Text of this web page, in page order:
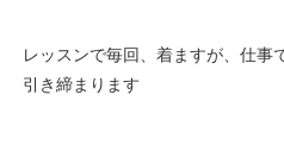
レッスンで毎回、着ますが、仕事
引き締まります